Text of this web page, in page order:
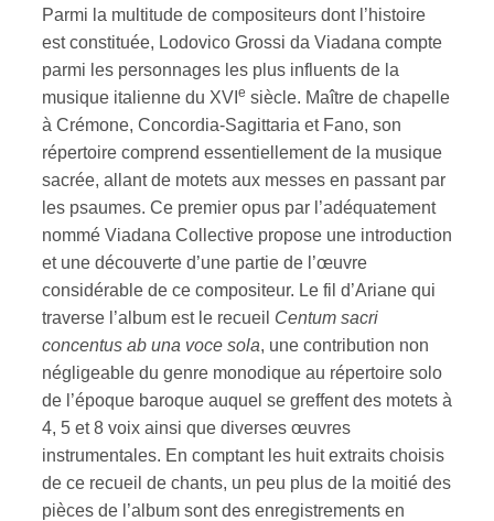
Parmi la multitude de compositeurs dont l’histoire
est constituée, Lodovico Grossi da Viadana compte
parmi les personnages les plus influents de la
musique italienne du XVI e siècle. Maître de chapelle
à Crémone, Concordia-Sagittaria et Fano, son
répertoire comprend essentiellement de la musique
sacrée, allant de motets aux messes en passant par
les psaumes. Ce premier opus par l’adéquatement
nommé Viadana Collective propose une introduction
et une découverte d’une partie de l’œuvre
considérable de ce compositeur. Le fil d’Ariane qui
traverse l’album est le recueil Centum sacri
concentus ab una voce sola, une contribution non
négligeable du genre monodique au répertoire solo
de l’époque baroque auquel se greffent des motets à
4, 5 et 8 voix ainsi que diverses œuvres
instrumentales. En comptant les huit extraits choisis
de ce recueil de chants, un peu plus de la moitié des
pièces de l’album sont des enregistrements en